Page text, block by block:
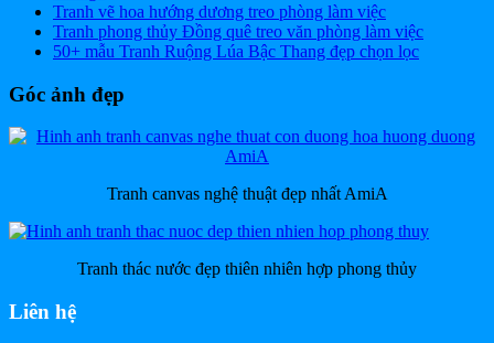
Tranh vẽ hoa hướng dương treo phòng làm việc
Tranh phong thủy Đồng quê treo văn phòng làm việc
50+ mẫu Tranh Ruộng Lúa Bậc Thang đẹp chọn lọc
Góc ảnh đẹp
Tranh canvas nghệ thuật đẹp nhất AmiA
Tranh thác nước đẹp thiên nhiên hợp phong thủy
Liên hệ